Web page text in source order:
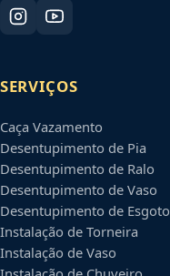
SERVIÇOS
Caça Vazamento
Desentupimento de Pia
Desentupimento de Ralo
Desentupimento de Vaso
Desentupimento de Esgoto
Instalação de Torneira
Instalação de Vaso